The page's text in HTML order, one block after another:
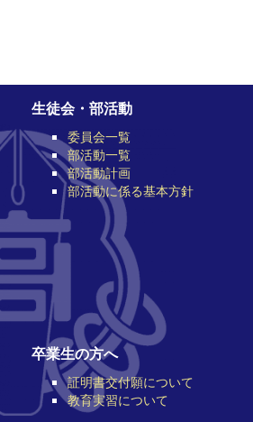
生徒会・部活動
委員会一覧
部活動一覧
部活動計画
部活動に係る基本方針
卒業生の方へ
証明書交付願について
教育実習について